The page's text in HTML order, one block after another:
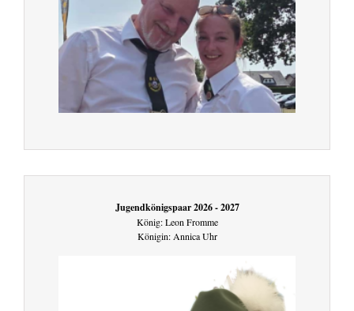
Jugendkönigspaar 2026 - 2027
König: Leon Fromme
Königin: Annica Uhr